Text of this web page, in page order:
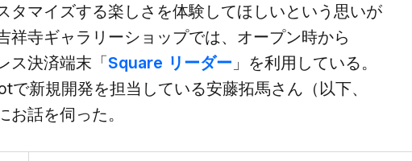
タマイズする​楽しさを​体験して​ほしいと​いう​思いが​
祥寺ギャラリーショップでは、​オープン時から​
ス決済端末​「Square リーダー 」を​利用している。​
で​新規開発を​担当している​安藤拓馬さん​（以下、​
お話を​伺った。